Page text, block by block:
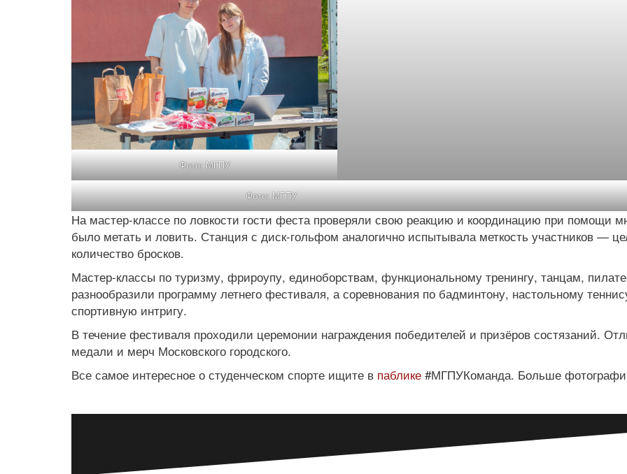
Фото: МГПУ
Фото: МГПУ
На мастер-классе по ловкости гости феста проверяли свою реакцию и координацию при помощи
было метать и ловить. Станция с диск-гольфом аналогично испытывала меткость участников —
количество бросков.
Мастер-классы по туризму, фрироупу, единоборствам, функциональному тренингу, танцам,
разнообразили программу летнего фестиваля, а соревнования по бадминтону, настольному
спортивную интригу.
В течение фестиваля проходили церемонии награждения победителей и призёров состязаний.
медали и мерч Московского городского.
Все самое интересное о студенческом спорте ищите в паблике #МГПУКоманда. Больше